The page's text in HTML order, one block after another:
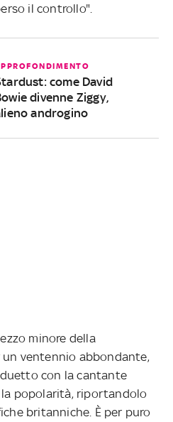
il controllo".
come David
divenne Ziggy,
androgino
minore della
ventennio abbondante,
con la cantante
popolarità, riportandolo
britanniche. È per puro